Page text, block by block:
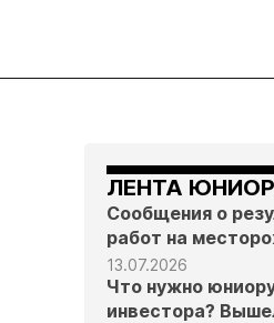
ЛЕНТА
Сообщения о
работ на
13.07.2026
Что нужно
инвестора?